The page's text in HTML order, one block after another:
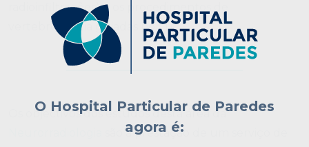
radioinfiltrações) e os procedimentos de
vertebroplastia guiadas por TC.
Os objectivos dos estudos desta área da
são a prestação de um serviço de
O Hospital Particular de Paredes
agora é: